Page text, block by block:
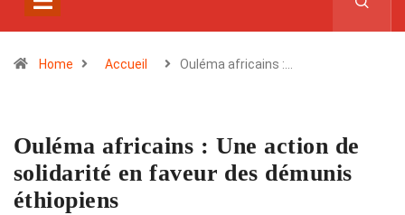
Home Accueil Ouléma africains :…
Ouléma africains : Une action de
solidarité en faveur des démunis
éthiopiens